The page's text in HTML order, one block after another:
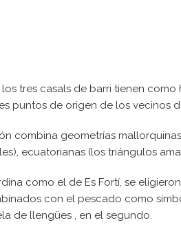
tres casals de barri tienen
puntos de origen de los vecinos
combina geometrías
ecuatorianas (los triángulos
como el de Es Fortí, se
con el pescado como
de llengües , en el segundo.